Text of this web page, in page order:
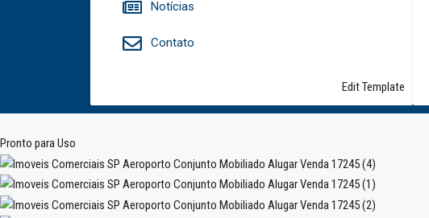
Notícias
Contato
Edit Template
Pronto para Uso